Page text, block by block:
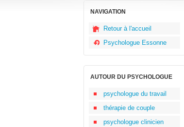
NAVIGATION
Retour à l'accueil
Psychologue Essonne
AUTOUR DU PSYCHOLOGUE
psychologue du travail
thérapie de couple
psychologue clinicien